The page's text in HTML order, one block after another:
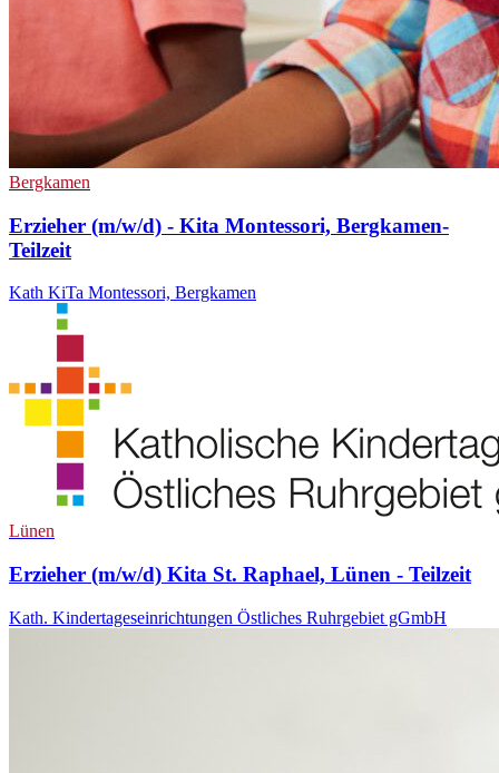
Bergkamen
Erzieher (m/w/d) - Kita Montessori, Bergkamen-
Teilzeit
Kath KiTa Montessori, Bergkamen
Lünen
Erzieher (m/w/d) Kita St. Raphael, Lünen - Teilzeit
Kath. Kindertageseinrichtungen Östliches Ruhrgebiet gGmbH